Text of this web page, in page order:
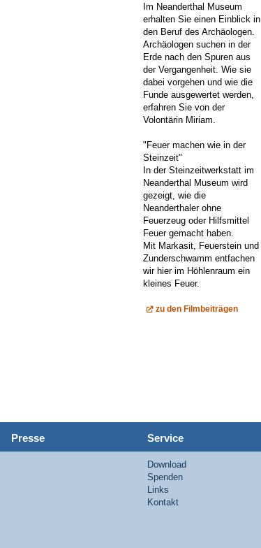
Im Neanderthal Museum
erhalten Sie einen Einblick in
den Beruf des Archäologen.
Archäologen suchen in der
Erde nach den Spuren aus
der Vergangenheit. Wie sie
dabei vorgehen und wie die
Funde ausgewertet werden,
erfahren Sie von der
Volontärin Miriam.
"Feuer machen wie in der
Steinzeit"
In der Steinzeitwerkstatt im
Neanderthal Museum wird
gezeigt, wie die
Neanderthaler ohne
Feuerzeug oder Hilfsmittel
Feuer gemacht haben.
Mit Markasit, Feuerstein und
Zunderschwamm entfachen
wir hier im Höhlenraum ein
kleines Feuer.
zu den Filmbeiträgen
Presse Service
Download
Spenden
Links
Kontakt